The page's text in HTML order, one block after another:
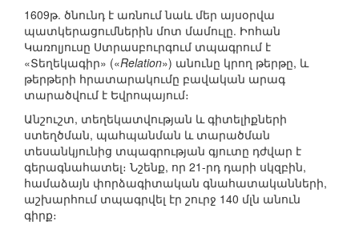
1609թ. ծնունդ է առնում նաև մեր այսօրվա
պատկերացումներին մոտ մամուլը. Իոհան
Կառոլյուսը Ստրասբուրգում տպագրում է
«Տեղեկագիր» («Relation») անունը կրող թերթը, և
թերթերի հրատարակումը բավական արագ
տարածվում է Եվրոպայում։
Անշուշտ, տեղեկատվության և գիտելիքների
ստեղծման, պահպանման և տարածման
տեսանկյունից տպագրության գյուտը դժվար է
գերագնահատել։ Նշենք, որ 21-րդ դարի սկզբին,
համաձայն փորձագիտական գնահատականների,
աշխարհում տպագրվել էր շուրջ 140 մլն անուն
գիրք։